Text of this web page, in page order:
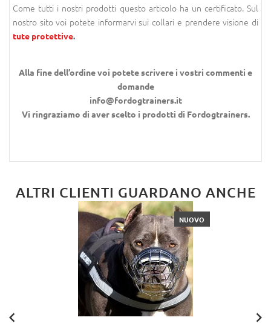
Come tutti i nostri prodotti questo articolo ha un certificato. Sul
nostro sito voi potete informarvi sui collari e prendere visione di
tute protettive.
Alla fine dell’ordine voi potete scrivere i vostri commenti e
domande
info@fordogtrainers.it
Vi ringraziamo di aver scelto i prodotti di Fordogtrainers.
ALTRI CLIENTI GUARDANO ANCHE
NUOVO